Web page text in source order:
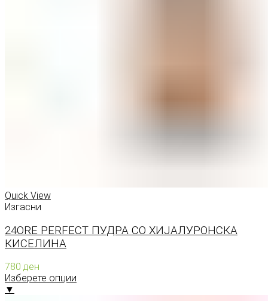
Quick View
Изгасни
24ORE PERFECT ПУДРА СО ХИЈАЛУРОНСКА
КИСЕЛИНА
780 ден
Изберете опции
▼